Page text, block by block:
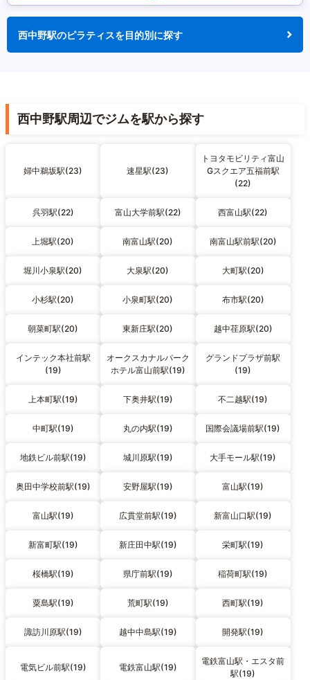
西中野駅のピラティスを目的別に探す
西中野駅周辺でジムを駅から探す
婦中鵜坂駅(23) 速星駅(23)
トヨタモビリティ富山
Gスクエア五福前駅
(22)
呉羽駅(22) 富山大学前駅(22) 西富山駅(22)
上堀駅(20) 南富山駅(20) 南富山駅前駅(20)
堀川小泉駅(20) 大泉駅(20) 大町駅(20)
小杉駅(20) 小泉町駅(20) 布市駅(20)
朝菜町駅(20) 東新庄駅(20) 越中荏原駅(20)
インテック本社前駅
(19)
オークスカナルパーク
ホテル富山前駅(19)
グランドプラザ前駅
(19)
上本町駅(19) 下奥井駅(19) 不二越駅(19)
中町駅(19) 丸の内駅(19) 国際会議場前駅(19)
地鉄ビル前駅(19) 城川原駅(19) 大手モール駅(19)
奥田中学校前駅(19) 安野屋駅(19) 富山駅(19)
富山駅(19) 広貫堂前駅(19) 新富山口駅(19)
新富町駅(19) 新庄田中駅(19) 栄町駅(19)
桜橋駅(19) 県庁前駅(19) 稲荷町駅(19)
粟島駅(19) 荒町駅(19) 西町駅(19)
諏訪川原駅(19) 越中中島駅(19) 開発駅(19)
電気ビル前駅(19) 電鉄富山駅(19)
電鉄富山駅・エスタ前
駅(19)